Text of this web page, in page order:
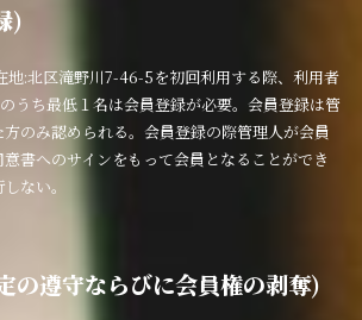
)
:北区滝野川7-46-5を初回利用する際、利用者
うち最低１名は会員登録が必要。会員登録は管
のみ認められる。会員登録の際管理人が会員
書へのサインをもって会員となることができ
ない。
の遵守ならびに会員権の剥奪)